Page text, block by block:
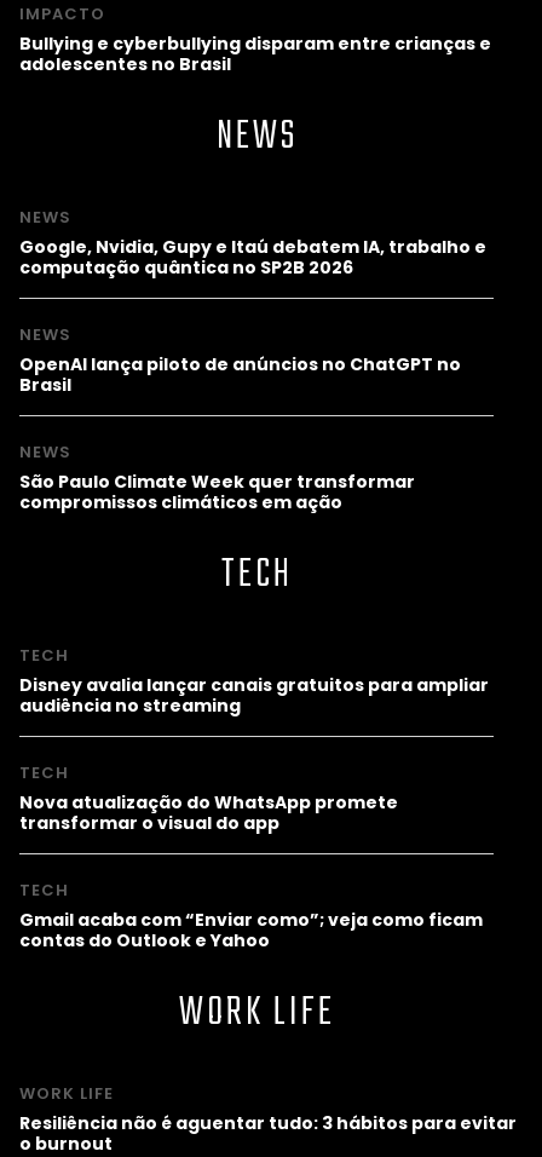
IMPACTO
Bullying e cyberbullying disparam entre crianças e
adolescentes no Brasil
NEWS
NEWS
Google, Nvidia, Gupy e Itaú debatem IA, trabalho e
computação quântica no SP2B 2026
NEWS
OpenAI lança piloto de anúncios no ChatGPT no
Brasil
NEWS
São Paulo Climate Week quer transformar
compromissos climáticos em ação
TECH
TECH
Disney avalia lançar canais gratuitos para ampliar
audiência no streaming
TECH
Nova atualização do WhatsApp promete
transformar o visual do app
TECH
Gmail acaba com “Enviar como”; veja como ficam
contas do Outlook e Yahoo
WORK LIFE
WORK LIFE
Resiliência não é aguentar tudo: 3 hábitos para evitar
o burnout